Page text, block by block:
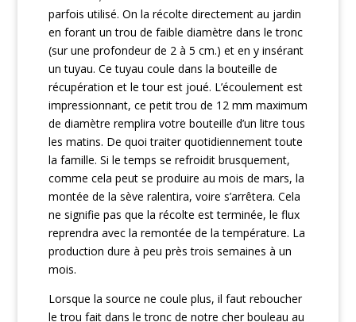
parfois utilisé. On la récolte directement au jardin
en forant un trou de faible diamètre dans le tronc
(sur une profondeur de 2 à 5 cm.) et en y insérant
un tuyau. Ce tuyau coule dans la bouteille de
récupération et le tour est joué. L’écoulement est
impressionnant, ce petit trou de 12 mm maximum
de diamètre remplira votre bouteille d’un litre tous
les matins. De quoi traiter quotidiennement toute
la famille. Si le temps se refroidit brusquement,
comme cela peut se produire au mois de mars, la
montée de la sève ralentira, voire s’arrêtera. Cela
ne signifie pas que la récolte est terminée, le flux
reprendra avec la remontée de la température. La
production dure à peu près trois semaines à un
mois.
Lorsque la source ne coule plus, il faut reboucher
le trou fait dans le tronc de notre cher bouleau au